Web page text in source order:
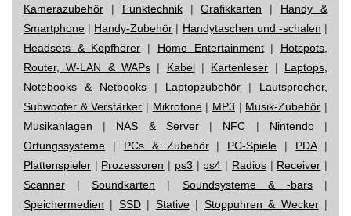
Kamerazubehör | Funktechnik|Grafikkarten | Handy &
Smartphone | Handy-Zubehör | Handytaschen und -schalen |
Headsets & Kopfhörer | Home Entertainment| Hotspots,
Router, W-LAN & WAPs | Kabel| Kartenleser | Laptops,
Notebooks & Netbooks | Laptopzubehör | Lautsprecher,
Subwoofer & Verstärker | Mikrofone| MP3 | Musik-Zubehör |
Musikanlagen | NAS & Server| NFC | Nintendo|
Ortungssysteme | PCs & Zubehör| PC-Spiele | PDA|
Plattenspieler | Prozessoren | ps3 | ps4 | Radios| Receiver |
Scanner |Soundkarten | Soundsysteme & -bars|
Speichermedien | SSD| Stative| Stoppuhren & Wecker|